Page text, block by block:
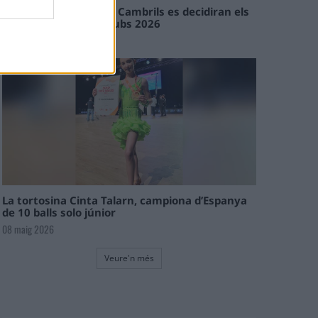
En les tirades de Flix i Cambrils es decidiran els
campions de l’Interclubs 2026
La tortosina Cinta Talarn, campiona d’Espanya
de 10 balls solo júnior
08 maig 2026
Veure'n més